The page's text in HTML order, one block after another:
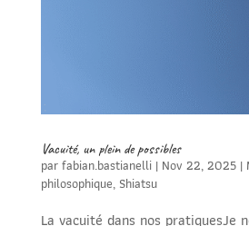
Vacuité, un plein de possibles
parfabian.bastianelli| Nov 22, 2025|
philosophique, Shiatsu
La vacuité dans nos pratiquesJe